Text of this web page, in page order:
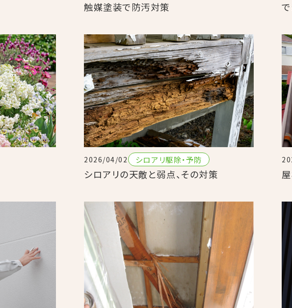
触媒塗装で防汚対策
2026/04/02 シロアリ駆除・予防
シロアリの天敵と弱点、その対策